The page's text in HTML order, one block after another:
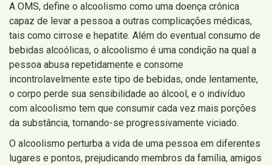
A OMS, define o alcoolismo como uma doença crônica
capaz de levar a pessoa a outras complicações médicas,
tais como cirrose e hepatite. Além do eventual consumo de
bebidas alcoólicas, o alcoolismo é uma condição na qual a
pessoa abusa repetidamente e consome
incontrolavelmente este tipo de bebidas, onde lentamente,
o corpo perde sua sensibilidade ao álcool, e o indivíduo
com alcoolismo tem que consumir cada vez mais porções
da substância, tornando-se progressivamente viciado.
O alcoolismo perturba a vida de uma pessoa em diferentes
lugares e pontos, prejudicando membros da família, amigos